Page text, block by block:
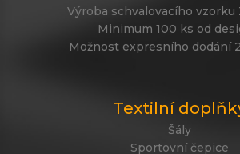
Výroba schvalovacího vzorku
Minimum 100 ks od
Možnost expresního dodání
Textilní
Šály
Sportovní čepice